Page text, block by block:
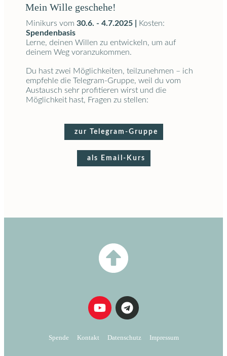
Mein Wille geschehe!
Minikurs vom 30.6. - 4.7.2025 |
Kosten:
Spendenbasis
Lerne, deinen Willen zu entwickeln, um auf
deinem Weg voranzukommen.
Du hast zwei Möglichkeiten, teilzunehmen – ich
empfehle die Telegram-Gruppe, weil du vom
Austausch sehr profitieren wirst und die
Möglichkeit hast, Fragen zu stellen:
zur Telegram-Gruppe
als Email-Kurs
Spende Kontakt Datenschutz Impressum